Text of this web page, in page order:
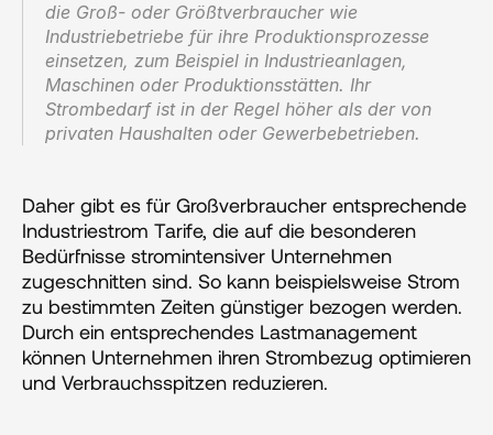
die Groß- oder Größtverbraucher wie
Industriebetriebe für ihre Produktionsprozesse
einsetzen, zum Beispiel in Industrieanlagen,
Maschinen oder Produktionsstätten. Ihr
Strombedarf ist in der Regel höher als der von
privaten Haushalten oder Gewerbebetrieben.
Daher gibt es für Großverbraucher entsprechende
Industriestrom Tarife, die auf die besonderen
Bedürfnisse stromintensiver Unternehmen
zugeschnitten sind. So kann beispielsweise Strom
zu bestimmten Zeiten günstiger bezogen werden.
Durch ein entsprechendes Lastmanagement
können Unternehmen ihren Strombezug optimieren
und Verbrauchsspitzen reduzieren.